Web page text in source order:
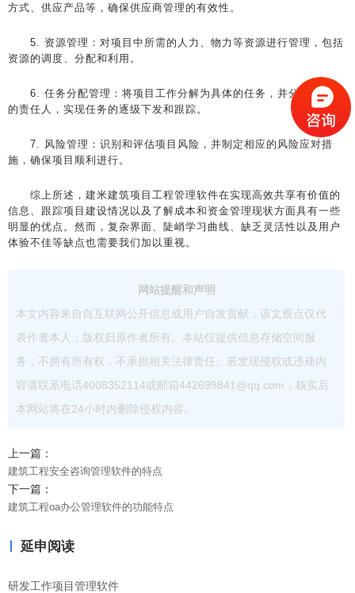
方式、供应产品等，确保供应商管理的有效性。
5. 资源管理：对项目中所需的人力、物力等资源进行管理，包括
资源的调度、分配和利用。
6. 任务分配管理：将项目工作分解为具体的任务，并分配给相应
的责任人，实现任务的逐级下发和跟踪。
7. 风险管理：识别和评估项目风险，并制定相应的风险应对措
施，确保项目顺利进行。
综上所述，建米建筑项目工程管理软件在实现高效共享有价值的
信息、跟踪项目建设情况以及了解成本和资金管理现状方面具有一些
明显的优点。然而，复杂界面、陡峭学习曲线、缺乏灵活性以及用户
体验不佳等缺点也需要我们加以重视。
网站提醒和声明
本文内容来自自互联网公开信息或用户自发贡献，该文观点仅代
表作者本人，版权归原作者所有。本站仅提供信息存储空间服
务，不拥有所有权，不承担相关法律责任。若发现侵权或违规内
容请联系电话4008352114或邮箱442699841@qq.com，核实后
本网站将在24小时内删除侵权内容。
上一篇：
建筑工程安全咨询管理软件的特点
下一篇：
建筑工程oa办公管理软件的功能特点
延申阅读
研发工作项目管理软件